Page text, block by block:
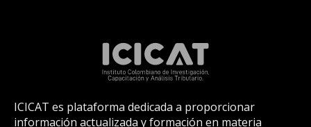
ICICAT es plataforma dedicada a proporcionar
información actualizada y formación en materia